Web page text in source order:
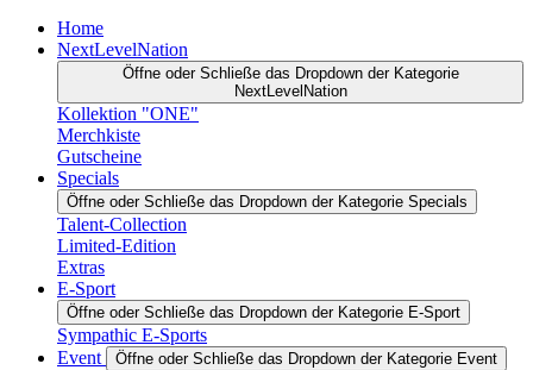
Home
NextLevelNation
Öffne oder Schließe das Dropdown der Kategorie
NextLevelNation
Kollektion "ONE"
Merchkiste
Gutscheine
Specials
Öffne oder Schließe das Dropdown der Kategorie Specials
Talent-Collection
Limited-Edition
Extras
E-Sport
Öffne oder Schließe das Dropdown der Kategorie E-Sport
Sympathic E-Sports
Event
Öffne oder Schließe das Dropdown der Kategorie Event